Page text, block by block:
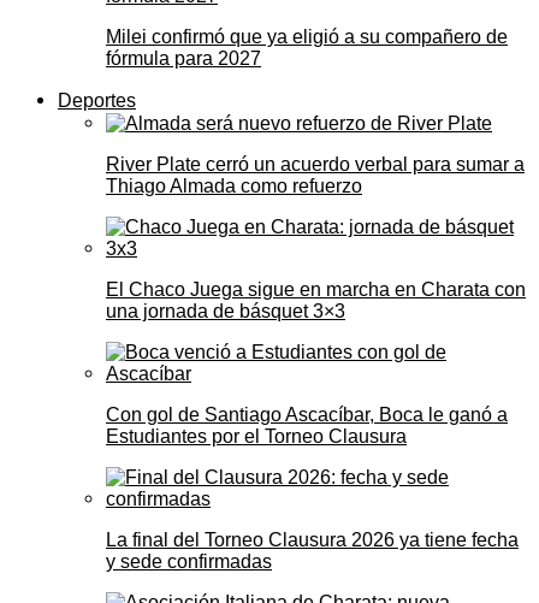
Milei confirmó que ya eligió a su compañero de
fórmula para 2027
Deportes
River Plate cerró un acuerdo verbal para sumar a
Thiago Almada como refuerzo
El Chaco Juega sigue en marcha en Charata con
una jornada de básquet 3×3
Con gol de Santiago Ascacíbar, Boca le ganó a
Estudiantes por el Torneo Clausura
La final del Torneo Clausura 2026 ya tiene fecha
y sede confirmadas